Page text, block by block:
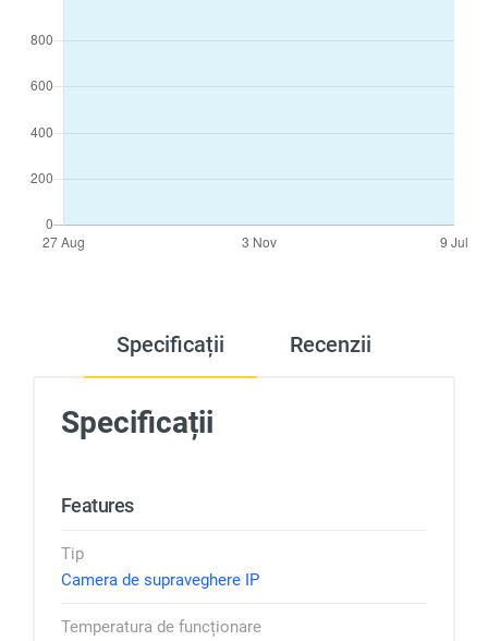
Specificații Recenzii
Specificații
Features
Tip
Camera de supraveghere IP
Temperatura de funcționare